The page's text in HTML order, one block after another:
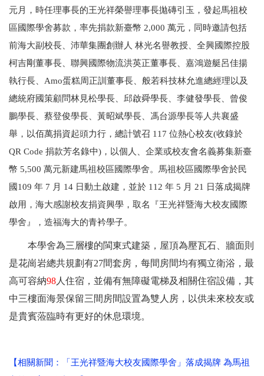
元月，時任理事長的王光祥榮譽理事長拋磚引玉，發起馬祖校
區國際學舍募款，率先捐款新臺幣 2,000 萬元，同時邀請包括
前海大副校長、沛華集團創辦人 林光名譽教授、全興國際控股
柯吉剛董事長、聯興國際物流洪英正董事長、嘉鴻遊艇呂佳揚
執行長、Amo蛋糕周正訓董事長、般若科技林允進總經理以及
總統府國策顧問林見松學長、邱啟舜學長、李健發學長、曾俊
鵬學長、蔡登俊學長、黃昭斌學長、馮台源學長等人共襄盛
舉，以佰萬捐資起頭力行，總計號召 117 位熱心校友(收錄於
QR Code 捐款芳名錄中)，以個人、企業或校友會名義募集新臺
幣 5,500 萬元新建馬祖校區國際學舍。馬祖校區國際學舍於民
國109 年 7 月 14 日動土啟建，並於 112 年 5 月 21 日落成揭牌
啟用，海大感謝校友捐資興學，取名『王光祥暨海大校友國際
學舍』，造福海大的青衿學子。
本學舍為三層樓的閩東式建築，屋頂為壓瓦石、牆面則
是花崗岩總共規劃有27間套房，每間房間均有獨立衛浴，最
高可容納98 人住宿，並備有無障礙電梯及相關住宿設備，其
中三樓面海景保留三間房間設置為雙人房，以供未來校友或
是貴賓蒞臨時有更好的休息環境。
【相關新聞：「王光祥暨海大校友國際學舍」落成揭牌 為馬祖